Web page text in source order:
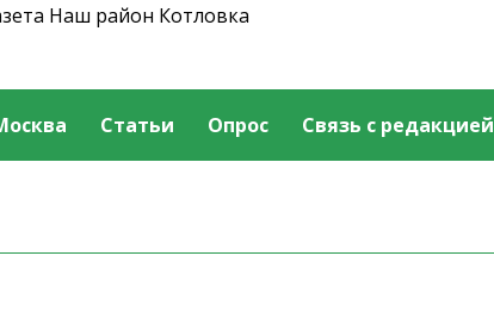
Наш район Котловка
Статьи Опрос Связь с редакцией